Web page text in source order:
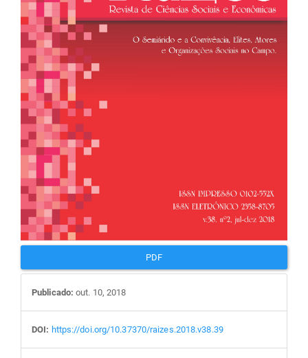
PDF
Publicado: out. 10, 2018
DOI: https://doi.org/10.37370/raizes.2018.v38.39